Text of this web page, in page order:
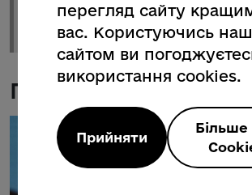
розвитку всієї європейської
десятиліття вперед», –
Галерея
перегляд сайту
вас. Користуючись
сайтом ви
використання cookies.
Прийняти
Більше